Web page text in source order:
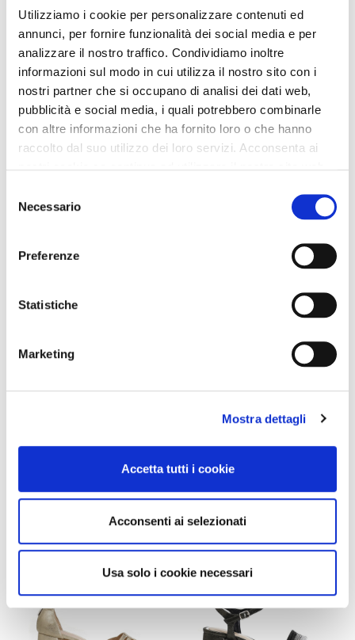
Utilizziamo i cookie per personalizzare contenuti ed
annunci, per fornire funzionalità dei social media e per
analizzare il nostro traffico. Condividiamo inoltre
informazioni sul modo in cui utilizza il nostro sito con i
nostri partner che si occupano di analisi dei dati web,
pubblicità e social media, i quali potrebbero combinarle
con altre informazioni che ha fornito loro o che hanno
raccolto dal suo utilizzo dei loro servizi. Acconsenta ai
delNecessario
Preferenze
Statistiche
Marketing
Mostra dettagli
Accetta tutti i cookie
Acconsenti ai selezionati
Usa solo i cookie necessari
anthracite
105,00 €
-50%
52,50 €
silver
105,00 €
-50%
52,50 €
strasssteinen gold